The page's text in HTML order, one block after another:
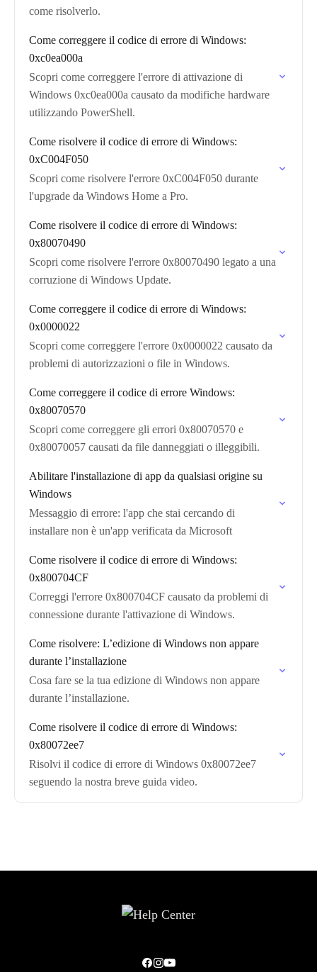
come risolverlo.
Come correggere il codice di errore di Windows:
0xc0ea000a
Scopri come correggere l'errore di attivazione di
Windows 0xc0ea000a causato da modifiche hardware
utilizzando PowerShell.
Come risolvere il codice di errore di Windows:
0xC004F050
Scopri come risolvere l'errore 0xC004F050 durante
l'upgrade da Windows Home a Pro.
Come risolvere il codice di errore di Windows:
0x80070490
Scopri come risolvere l'errore 0x80070490 legato a una
corruzione di Windows Update.
Come correggere il codice di errore di Windows:
0x0000022
Scopri come correggere l'errore 0x0000022 causato da
problemi di autorizzazioni o file in Windows.
Come correggere il codice di errore Windows:
0x80070570
Scopri come correggere gli errori 0x80070570 e
0x80070057 causati da file danneggiati o illeggibili.
Abilitare l'installazione di app da qualsiasi origine su
Windows
Messaggio di errore: l'app che stai cercando di
installare non è un'app verificata da Microsoft
Come risolvere il codice di errore di Windows:
0x800704CF
Correggi l'errore 0x800704CF causato da problemi di
connessione durante l'attivazione di Windows.
Come risolvere: L’edizione di Windows non appare
durante l’installazione
Cosa fare se la tua edizione di Windows non appare
durante l’installazione.
Come risolvere il codice di errore di Windows:
0x80072ee7
Risolvi il codice di errore di Windows 0x80072ee7
seguendo la nostra breve guida video.